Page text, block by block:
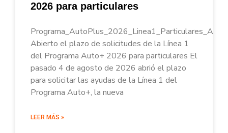
2026 para particulares
Abierto el plazo de solicitudes de la Línea 1
del Programa Auto+ 2026 para particulares El
pasado 4 de agosto de 2026 abrió el plazo
para solicitar las ayudas de la Línea 1 del
Programa Auto+, la nueva
LEER MÁS »